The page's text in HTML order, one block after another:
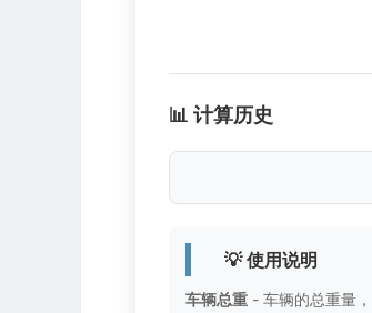
📊 计算历史
💡 使用说明
车辆总重 - 车辆的总重量